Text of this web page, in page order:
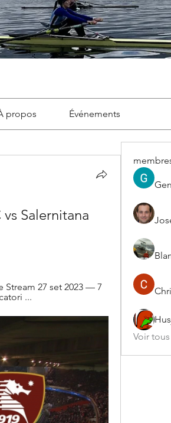
propos Événements
Salernitana
Stream 27 set 2023 — 7
...
Voir